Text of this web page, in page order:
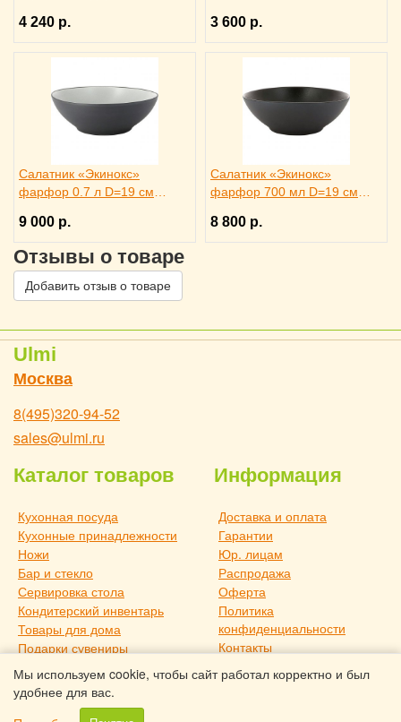
Мы используем cookie, чтобы сайт работал корректно и был
удобнее для вас.
PEUGEOT 3172186
4 240 р. 3 600 р.
Салатник «Экинокс»
фарфор 0.7 л D=19 см
9 000 р.
Салатник «Экинокс»
фарфор 700 мл D=19 см
8 800 р.
Отзывы о товаре
Добавить отзыв о товаре
Ulmi
Москва
8(495)320-94-52
sales@ulmi.ru
Каталог товаров
Кухонная посуда
Кухонные принадлежности
Ножи
Бар и стекло
Сервировка стола
Кондитерский инвентарь
Товары для дома
Подарки сувениры
Дача и отдых
Новое поступление
Товары для дома TouchLife
Информация
Доставка и оплата
Гарантии
Юр. лицам
Распродажа
Оферта
Политика
конфиденциальности
Контакты
О компании
Статьи